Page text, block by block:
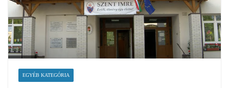
EGYÉB KATEGÓRIA